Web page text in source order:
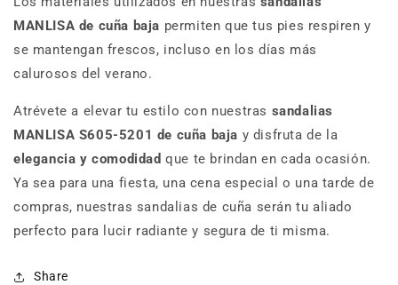
MANLISA de cuña baja permiten que tus pies respiren y
se mantengan frescos, incluso en los días más
calurosos del verano.
Atrévete a elevar tu estilo con nuestras sandalias
MANLISA S605-5201 de cuña baja y disfruta de la
elegancia y comodidad que te brindan en cada ocasión.
Ya sea para una fiesta, una cena especial o una tarde de
compras, nuestras sandalias de cuña serán tu aliado
perfecto para lucir radiante y segura de ti misma.
Share